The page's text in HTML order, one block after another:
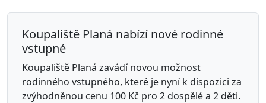
Koupaliště Planá nabízí nové rodinné
vstupné
Koupaliště Planá zavádí novou možnost
rodinného vstupného, které je nyní k dispozici za
zvýhodněnou cenu 100 Kč pro 2 dospělé a 2 děti.